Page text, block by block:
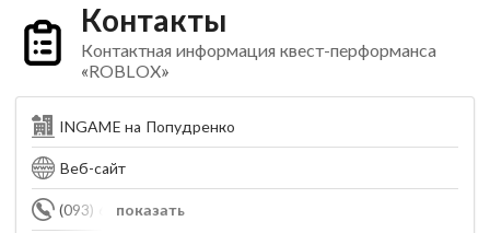
Контакты
Контактная информация квест-перформанса
«ROBLOX»
INGAME на Попудренко
Веб-сайт
показать
(093) 600-12-11